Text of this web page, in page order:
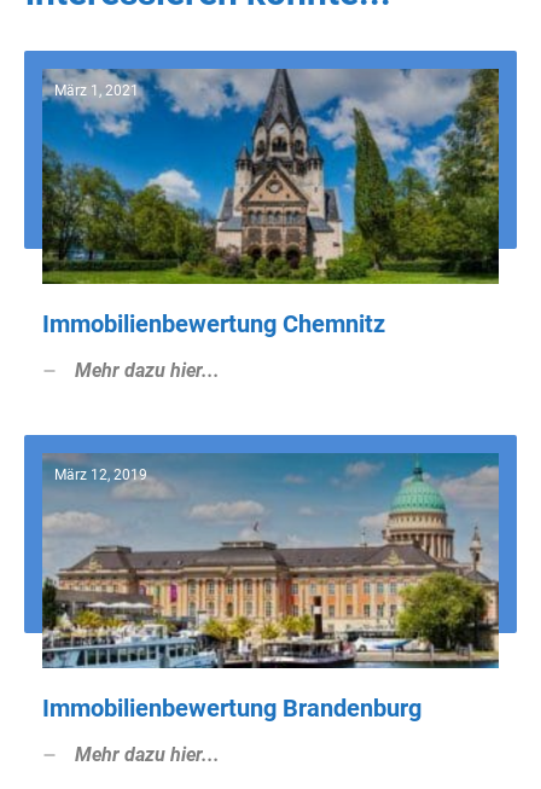
März 1, 2021
Immobilienbewertung Chemnitz
Mehr dazu hier...
März 12, 2019
Immobilienbewertung Brandenburg
Mehr dazu hier...